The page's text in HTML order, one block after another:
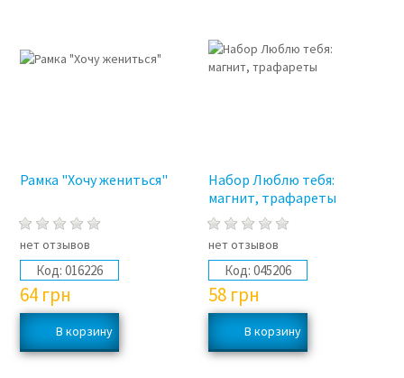
Рамка "Хочу жениться"
нет отзывов
Код: 016226
64 грн
Набор Люблю тебя:
магнит, трафареты
нет отзывов
Код: 045206
58 грн